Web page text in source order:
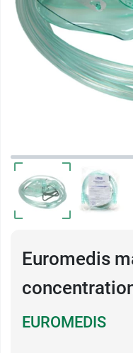
Euromedis
EUROMEDIS